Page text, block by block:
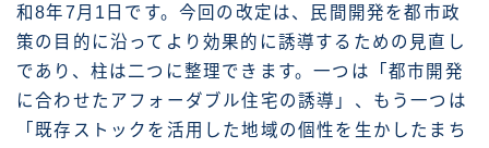
和8年7月1日です。今回の改定は、民間開発を都市政
策の目的に沿ってより効果的に誘導するための見直し
であり、柱は二つに整理できます。一つは「都市開発
に合わせたアフォーダブル住宅の誘導」、もう一つは
「既存ストックを活用した地域の個性を生かしたまち